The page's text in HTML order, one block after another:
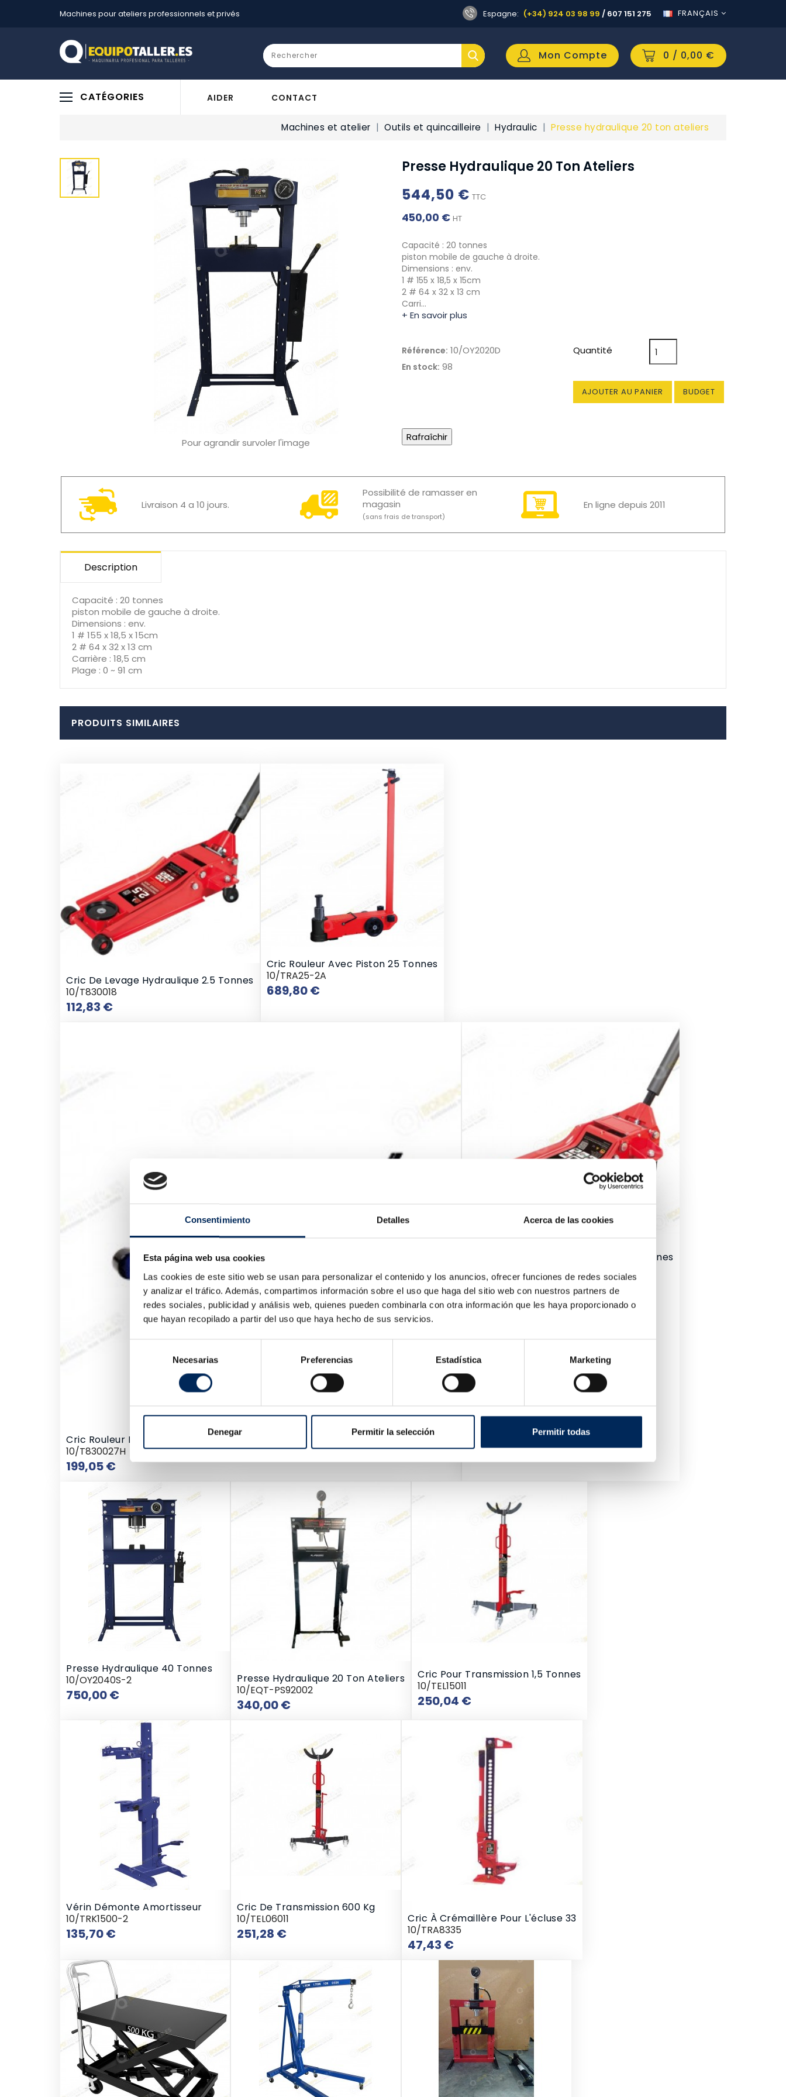
Consentimiento Detalles Acerca de las cookies
Esta página web usa cookies
Las cookies de este sitio web se usan para personalizar el contenido y los anuncios, ofrecer funciones de redes sociales
y analizar el tráfico. Además, compartimos información sobre el uso que haga del sitio web con nuestros partners de
redes sociales, publicidad y análisis web, quienes pueden combinarla con otra información que les haya proporcionado o
que hayan recopilado a partir del uso que haya hecho de sus servicios.
consentimiento
Necesarias Preferencias Estadística Marketing
Denegar Permitir la selección Permitir todas
Machines pour ateliers professionnels et privés Espagne: (+34) 924 03 98 99 / 607 151 275 FRANÇAIS
0 / 0,00 €
Mon Compte
CATÉGORIES AIDER CONTACT
Machines et atelier Outils et quincailleire Hydraulic Presse hydraulique 20 ton ateliers
Pour agrandir survoler l'image
Presse Hydraulique 20 Ton Ateliers
544,50 € TTC
450,00 € HT
Capacité : 20 tonnes
piston mobile de gauche à droite.
Dimensions : env.
1 # 155 x 18,5 x 15cm
2 # 64 x 32 x 13 cm
Carri…
+ En savoir plus
Référence: 10/OY2020D
En stock: 98
Quantité
AJOUTER AU PANIER BUDGET
Livraison 4 a 10 jours.
Possibilité de ramasser en
magasin
(sans frais de transport)
En ligne depuis 2011
Description
Capacité : 20 tonnes
piston mobile de gauche à droite.
Dimensions : env.
1 # 155 x 18,5 x 15cm
2 # 64 x 32 x 13 cm
Carrière : 18,5 cm
Plage : 0 ~ 91 cm
PRODUITS SIMILAIRES
Cric De Levage Hydraulique 2.5 Tonnes
10/T830018
112,83 €
Cric Rouleur Avec Piston 25 Tonnes
10/TRA25-2A
689,80 €Prix
Cric Rouleur Hydraulique À Profil Bas Avec Bras De Levage Pliable De 2/3 Tonnes
10/T830027H
199,05 € Prix
Cric Hydraulique De Profil Bas De 3 Tonnes
145,00 €Prix
Presse Hydraulique 40 Tonnes
10/OY2040S-2
750,00 €
Presse Hydraulique 20 Ton Ateliers
10/EQT-PS92002
340,00 €
Cric Pour Transmission 1,5 Tonnes
10/TEL15011
250,04 €
Vérin Démonte Amortisseur
10/TRK1500-2
135,70 €
Cric De Transmission 600 Kg
10/TEL06011
251,28 €
Cric À Crémaillère Pour L'écluse 33
10/TRA8335
47,43 €